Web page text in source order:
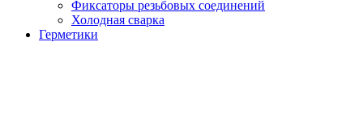
Фиксаторы резьбовых соединений
Холодная сварка
Герметики